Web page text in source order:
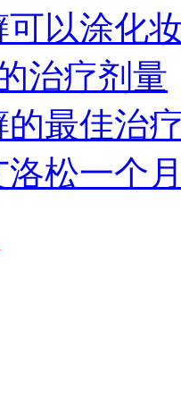
以涂化
治疗剂量
最佳治
松一个